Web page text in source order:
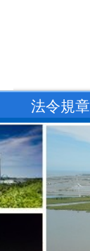
法令規章